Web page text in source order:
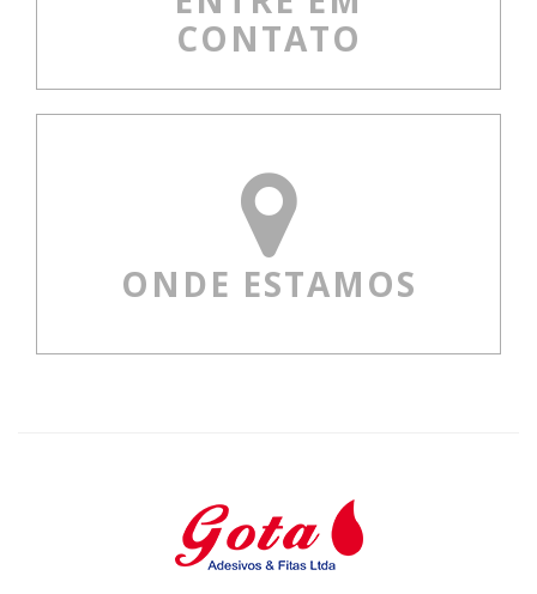
CONTATO
ONDE ESTAMOS